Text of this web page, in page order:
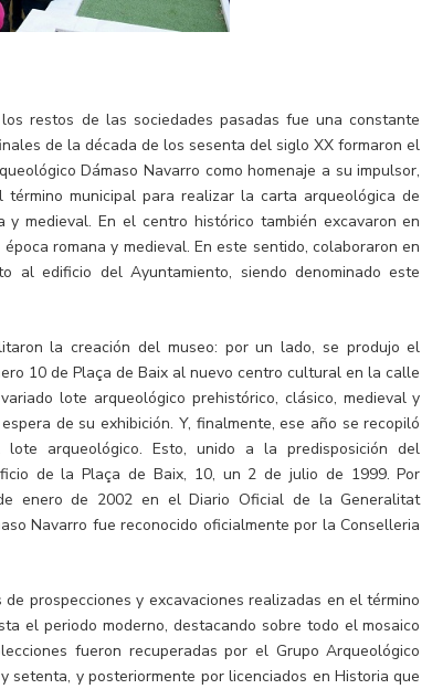
restos de las sociedades pasadas fue una constante
de la década de los sesenta del siglo XX formaron el
Dámaso Navarro como homenaje a su impulsor,
municipal para realizar la carta arqueológica de
medieval. En el centro histórico también excavaron en
romana y medieval. En este sentido, colaboraron en
al edificio del Ayuntamiento, siendo denominado este
la creación del museo: por un lado, se produjo el
10 de Plaça de Baix al nuevo centro cultural en la calle
lote arqueológico prehistórico, clásico, medieval y
de su exhibición. Y, finalmente, ese año se recopiló
arqueológico. Esto, unido a la predisposición del
de la Plaça de Baix, 10, un 2 de julio de 1999. Por
enero de 2002 en el Diario Oficial de la Generalitat
Navarro fue reconocido oficialmente por la Conselleria
prospecciones y excavaciones realizadas en el término
el periodo moderno, destacando sobre todo el mosaico
fueron recuperadas por el Grupo Arqueológico
setenta, y posteriormente por licenciados en Historia que